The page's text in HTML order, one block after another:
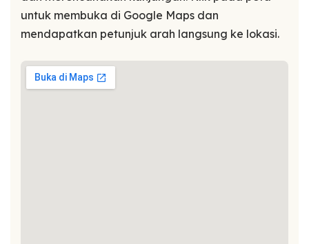
untuk membuka di Google Maps dan
mendapatkan petunjuk arah langsung ke lokasi.